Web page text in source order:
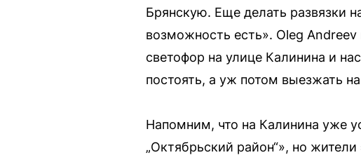
Брянскую. Еще делать развязки
возможность есть». Oleg
светофор на улице Калинина и
постоять, а уж потом выезжать
Напомним, что на Калинина уже
„Октябрьский район“», но